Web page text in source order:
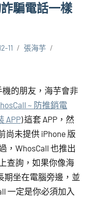
騙電話一樣
11
張海芋
機的朋友，海芋會非
~ 防推銷電
APP) 這套 APP，然
尚未提供 iPhone 版
，WhosCall 也推出
查詢，如果你像海
期坐在電腦旁邊，並
一定是你必須加入